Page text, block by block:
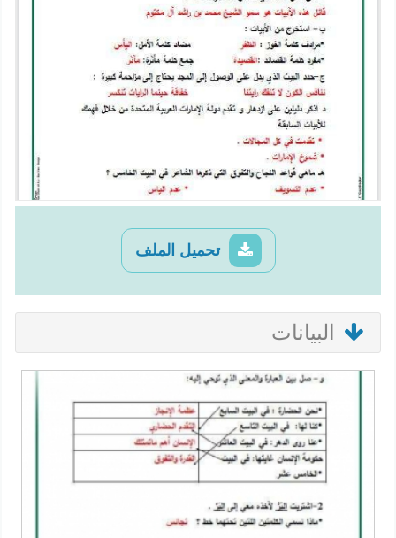
تحميل الملف
البيانات